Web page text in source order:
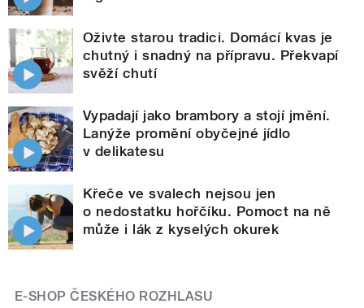
Oživte starou tradici. Domácí kvas je
chutný i snadný na přípravu. Překvapí
svěží chutí
Vypadají jako brambory a stojí jmění.
Lanýže promění obyčejné jídlo
v delikatesu
Křeče ve svalech nejsou jen
o nedostatku hořčíku. Pomoct na ně
může i lák z kyselých okurek
E-SHOP ČESKÉHO ROZHLASU